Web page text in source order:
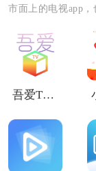
拾光的电视如何
1、在本站下载
软件。
市面上的电视app
吾爱TV电视